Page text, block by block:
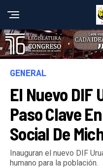
GENERAL
El Nuevo DIF
Paso Clave
Social De
Inauguran el nuevo DIF
humano para la población.